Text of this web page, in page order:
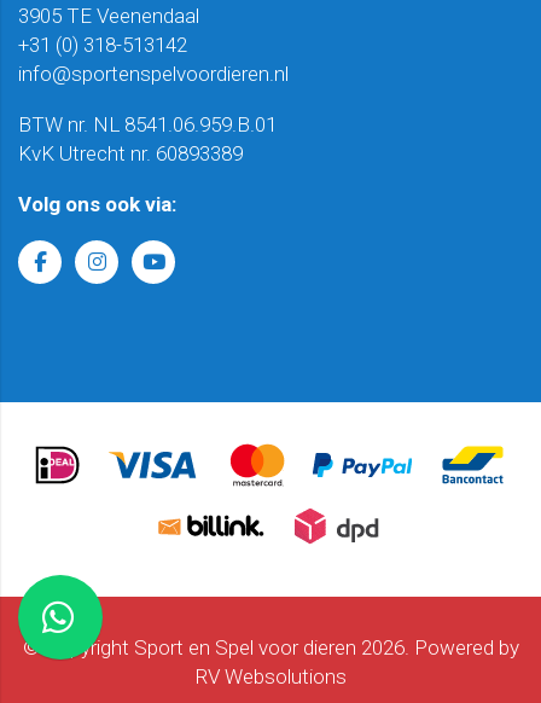
3905 TE Veenendaal
+31 (0) 318-513142
info@sportenspelvoordieren.nl
BTW nr. NL 8541.06.959.B.01
KvK Utrecht nr. 60893389
Volg ons ook via:
© Copyright Sport en Spel voor dieren 2026. Powered by
RV Websolutions